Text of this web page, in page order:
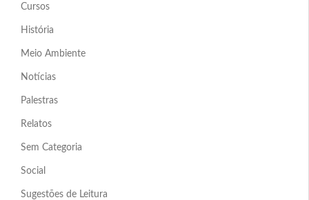
Cursos
História
Meio Ambiente
Notícias
Palestras
Relatos
Sem Categoria
Social
Sugestões de Leitura